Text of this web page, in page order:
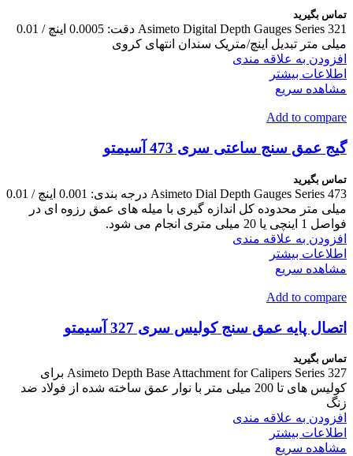
تماس بگیرید
Asimeto Digital Depth Gauges Series 321 دقت: 0.0005 اینچ / 0.01
میلی متر تبدیل اینچ/متریک سندان انتهای کروی
افزودن به علاقه مندی
اطلاعات بیشتر
مشاهده سریع
Add to compare
گیج عمق سنج ساعتی سری 473 آسیمتو
تماس بگیرید
Asimeto Dial Depth Gauges Series 473 درجه بندی: 0.001 اینچ / 0.01
میلی متر محدوده کل اندازه گیری با میله های عمق رزوه ای در
فواصل 1 اینچی یا 20 میلی متری انجام می شود.
افزودن به علاقه مندی
اطلاعات بیشتر
مشاهده سریع
Add to compare
اتصال پایه عمق سنج کولیس سری 327 آسیمتو
تماس بگیرید
Asimeto Depth Base Attachment for Calipers Series 327 برای
کولیس های تا 200 میلی متر با نوار عمق ساخته شده از فولاد ضد
زنگ
افزودن به علاقه مندی
اطلاعات بیشتر
مشاهده سریع